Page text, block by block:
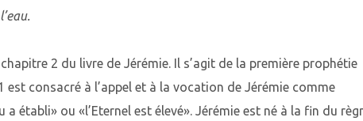
2 du livre de Jérémie. Il s’agit de la première prophétie
consacré à l’appel et à la vocation de Jérémie comme
établi» ou «l’Eternel est élevé». Jérémie est né à la fin du